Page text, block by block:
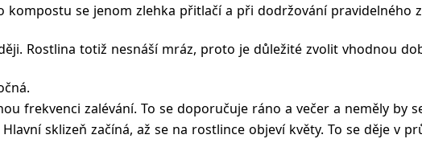
se jenom zlehka přitlačí a při dodržování pravidelného
Rostlina totiž nesnáší mráz, proto je důležité zvolit vhodnou
frekvenci zalévání. To se doporučuje ráno a večer a neměly by
sklizeň začíná, až se na rostlince objeví květy. To se děje v